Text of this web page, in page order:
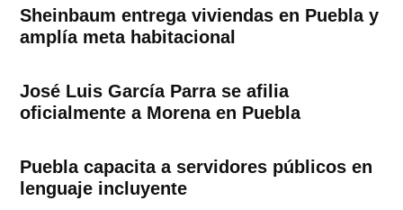
Sheinbaum entrega viviendas en Puebla y
amplía meta habitacional
José Luis García Parra se afilia
oficialmente a Morena en Puebla
Puebla capacita a servidores públicos en
lenguaje incluyente